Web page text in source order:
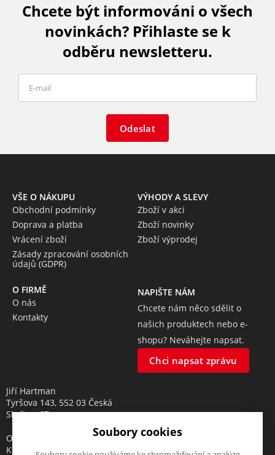
Chcete být informováni o všech
novinkách? Přihlaste se k
odběru newsletteru.
Odeslat
VŠE O NÁKUPU
Obchodní podmínky
Doprava a platba
Vrácení zboží
Zásady zpracování osobních
údajů (GDPR)
VÝHODY A SLEVY
Zboží v akci
Zboží novinky
Zboží výprodej
O FIRMĚ
O nás
Kontakty
NAPIŠTE NÁM
Chcete nám něco sdělit o
našich produktech nebo e-
shopu? Neváhejte napsat.
Chci napsat zprávu
Jiří Hartman
Tyršova 143, 552 03 Česká
Skalice, CZ
Obchodní rejstřík vedený u
Krajského soudu v Hradci
Soubory cookies